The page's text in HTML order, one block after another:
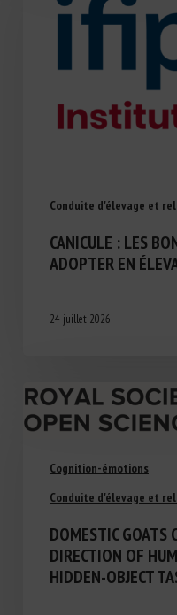
Conduite d'élevage et
CANICULE : LES
ADOPTER EN
24 juillet 2026
Cognition-émotions
Conduite d'élevage et
DOMESTIC GOATS
DIRECTION OF
HIDDEN-OBJECT